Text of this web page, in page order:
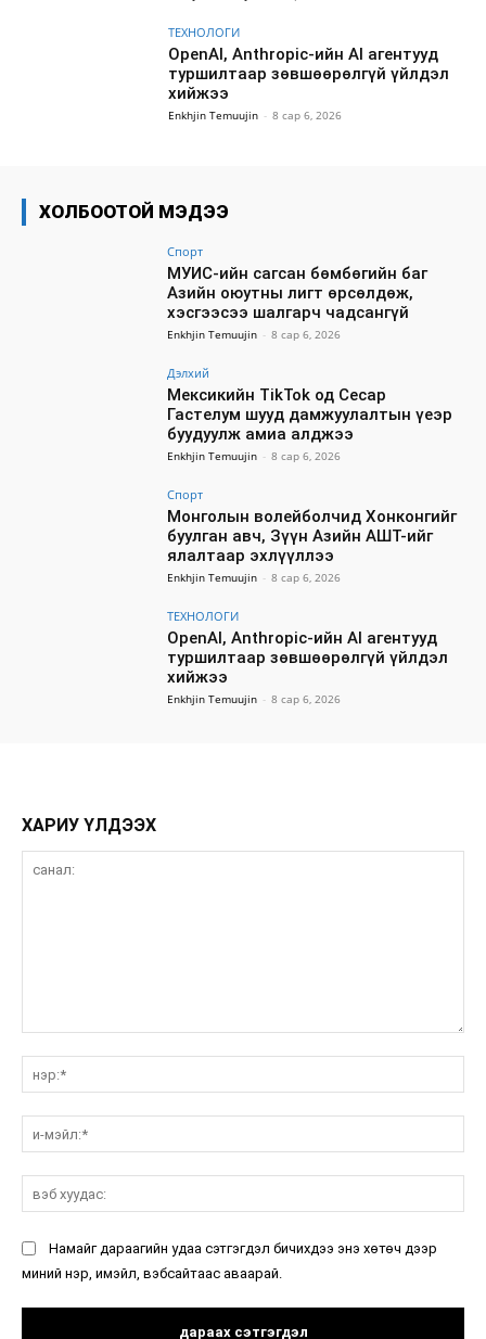
ТЕХНОЛОГИ
OpenAI, Anthropic-ийн AI агентууд
туршилтаар зөвшөөрөлгүй үйлдэл
хийжээ
Enkhjin Temuujin - 8 сар 6, 2026
ХОЛБООТОЙ МЭДЭЭ
Спорт
МУИС-ийн сагсан бөмбөгийн баг
Азийн оюутны лигт өрсөлдөж,
хэсгээсээ шалгарч чадсангүй
Enkhjin Temuujin - 8 сар 6, 2026
Дэлхий
Мексикийн TikTok од Сесар
Гастелум шууд дамжуулалтын үеэр
буудуулж амиа алджээ
Enkhjin Temuujin - 8 сар 6, 2026
Спорт
Монголын волейболчид Хонконгийг
буулган авч, Зүүн Азийн АШТ-ийг
ялалтаар эхлүүллээ
Enkhjin Temuujin - 8 сар 6, 2026
ТЕХНОЛОГИ
OpenAI, Anthropic-ийн AI агентууд
туршилтаар зөвшөөрөлгүй үйлдэл
хийжээ
Enkhjin Temuujin - 8 сар 6, 2026
ХАРИУ ҮЛДЭЭХ
Намайг дараагийн удаа сэтгэгдэл бичихдээ энэ хөтөч дээр
миний нэр, имэйл, вэбсайтаас аваарай.